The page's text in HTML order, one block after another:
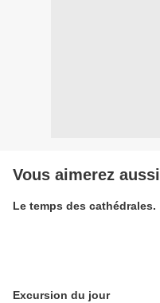
Vous aimerez aussi
Le temps des cathédrales.
Excursion du jour